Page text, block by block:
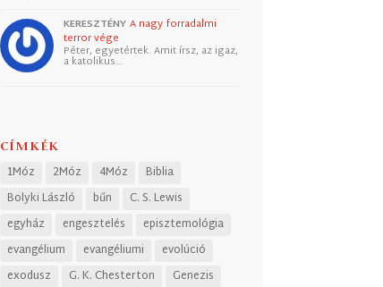
KERESZTÉNY A nagy forradalmi
terror vége
Péter, egyetértek. Amit írsz, az igaz,
a katolikus…
CÍMKÉK
1Móz 2Móz 4Móz
Biblia
Bolyki László
bűn
C. S. Lewis
egyház
engesztelés
episztemológia
evangélium
evangéliumi
evolúció
exodusz
G. K. Chesterton
Genezis